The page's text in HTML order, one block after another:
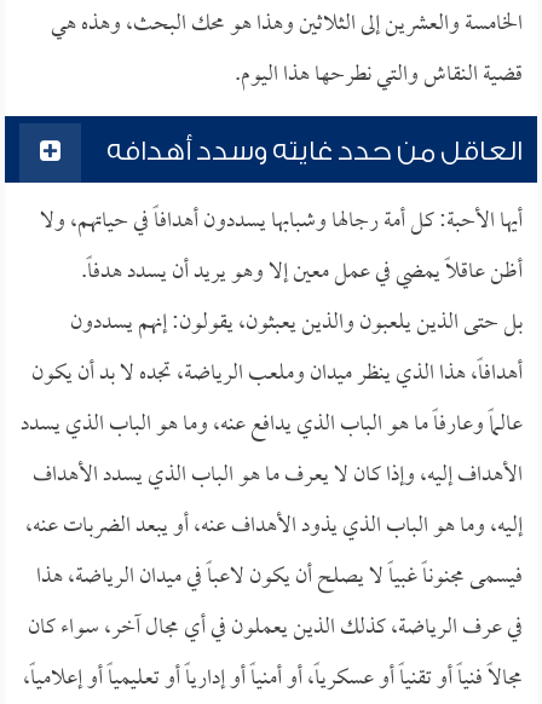
الخامسة والعشرين إلى الثلاثين وهذا هو محك البحث، وهذه هي
قضية النقاش والتي نطرحها هذا اليوم.
العاقل من حدد غايته وسدد أهدافه
أيها الأحبة: كل أمة رجالها وشبابها يسددون أهدافاً في حياتهم، ولا
أظن عاقلاً يمضي في عمل معين إلا وهو يريد أن يسدد هدفاً.
بل حتى الذين يلعبون والذين يعبثون، يقولون: إنهم يسددون
أهدافاً، هذا الذي ينظر ميدان وملعب الرياضة، تجده لا بد أن يكون
عالماً وعارفاً ما هو الباب الذي يدافع عنه، وما هو الباب الذي يسدد
الأهداف إليه، وإذا كان لا يعرف ما هو الباب الذي يسدد الأهداف
إليه، وما هو الباب الذي يذود الأهداف عنه، أو يبعد الضربات عنه،
فيسمى مجنوناً غبياً لا يصلح أن يكون لاعباً في ميدان الرياضة، هذا
في عرف الرياضة، كذلك الذين يعملون في أي مجال آخر، سواء كان
مجالاً فنياً أو تقنياً أو عسكرياً، أو أمنياً أو إدارياً أو تعليمياً أو إعلامياً،